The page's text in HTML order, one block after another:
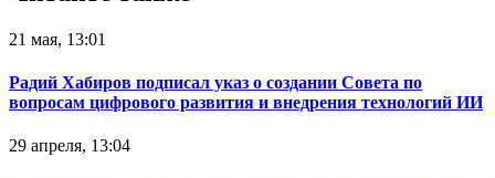
21 мая, 13:01
Радий Хабиров подписал указ о создании Совета по
вопросам цифрового развития и внедрения технологий ИИ
29 апреля, 13:04